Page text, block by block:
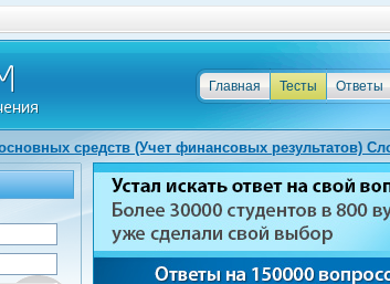
Ответы
Тесты
Главная
средств (Учет финансовых результатов)